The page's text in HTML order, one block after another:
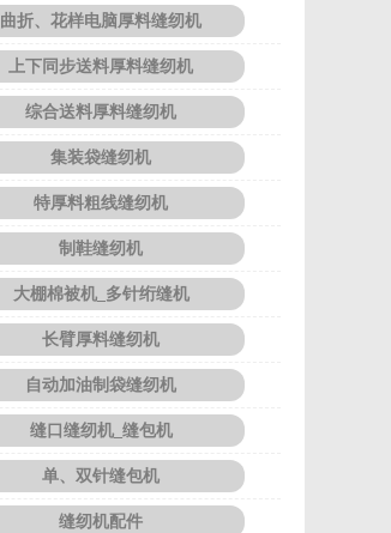
曲折、花样电脑厚料缝纫机
上下同步送料厚料缝纫机
综合送料厚料缝纫机
集装袋缝纫机
特厚料粗线缝纫机
制鞋缝纫机
大棚棉被机_多针绗缝机
长臂厚料缝纫机
自动加油制袋缝纫机
缝口缝纫机_缝包机
单、双针缝包机
缝纫机配件